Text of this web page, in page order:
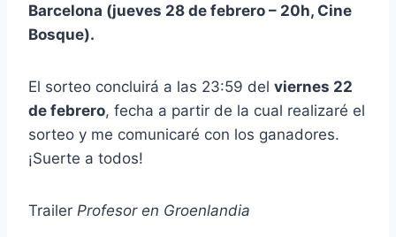
Barcelona (jueves 28 de febrero – 20h, Cine
Bosque).
El sorteo concluirá a las 23:59 del viernes 22
de febrero, fecha a partir de la cual realizaré el
sorteo y me comunicaré con los ganadores.
¡Suerte a todos!
Trailer Profesor en Groenlandia